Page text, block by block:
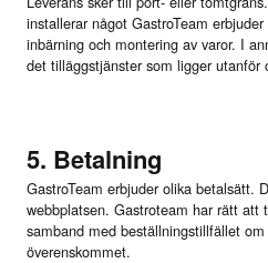
installerar något GastroTeam
inbärning och montering av varor. I
det tilläggstjänster som ligger utanför
5. Betalning
GastroTeam erbjuder olika betalsätt.
webbplatsen. Gastroteam har rätt att
samband med beställningstillfället
överenskommet.